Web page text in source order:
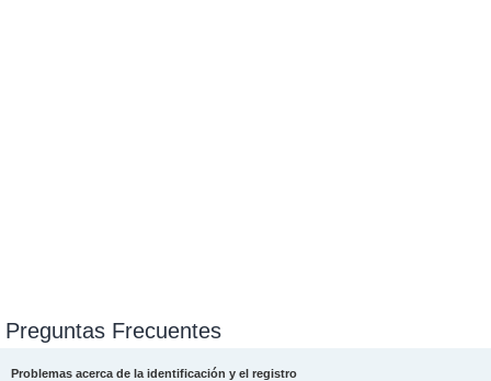
Preguntas Frecuentes
Problemas acerca de la identificación y el registro